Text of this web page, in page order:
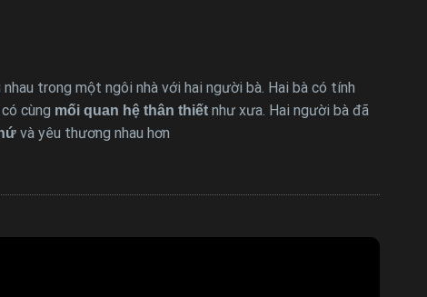
trong một ngôi nhà với hai người bà. Hai bà có tính
cùng mối quan hệ thân thiết như xưa. Hai người bà đã
và yêu thương nhau hơn